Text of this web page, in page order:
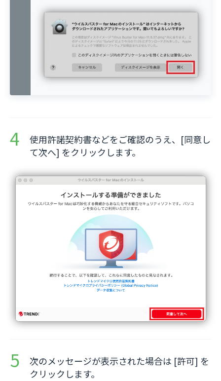
使用許諾契約書などをご確認のうえ、[同意し
て次へ] をクリックします。
次のメッセージが表示された場合は [許可] を
クリックします。